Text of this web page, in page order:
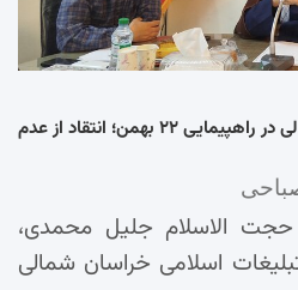
حضور پرشور مردم خراسان شمالی در راهپیمایی ۲۲ بهمن؛ انتقاد از عدم
حجت الاسلام جلیل محمدی،
اسلامی خراسان شمالی